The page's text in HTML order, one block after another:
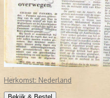
Herkomst: Nederland